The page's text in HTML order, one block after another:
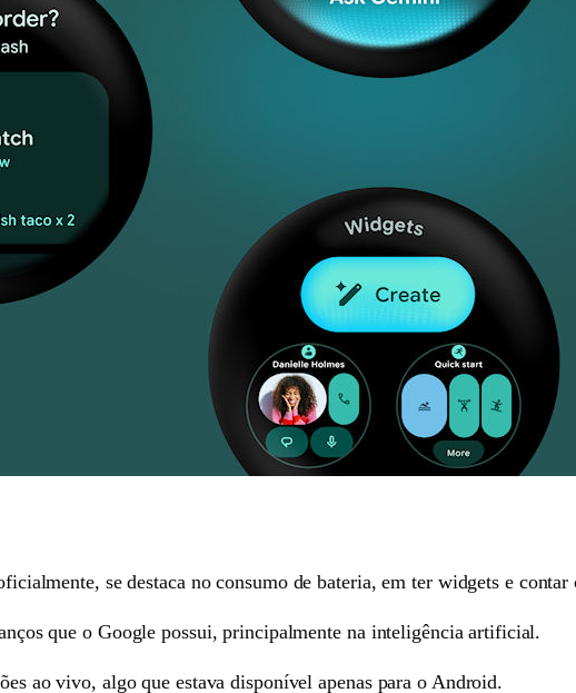
se destaca no consumo de bateria, em ter widgets e
que o Google possui, principalmente na inteligência artificial.
ao vivo, algo que estava disponível apenas para o Android.